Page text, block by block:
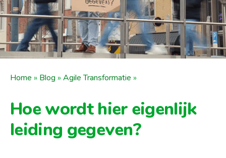
Home » Blog » Agile Transformatie »
Hoe wordt hier eigenlijk
leiding gegeven?